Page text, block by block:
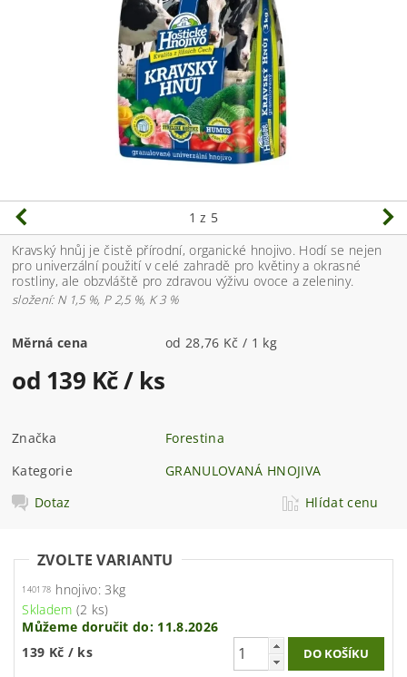
1 z 5
Kravský hnůj je čistě přírodní, organické hnojivo. Hodí se nejen
pro univerzální použití v celé zahradě pro květiny a okrasné
rostliny, ale obzvláště pro zdravou výživu ovoce a zeleniny.
složení: N 1,5 %, P 2,5 %, K 3 %
Měrná cena od 28,76 Kč / 1 kg
od 139 Kč/ ks
Značka
Forestina
Kategorie
GRANULOVANÁ HNOJIVA
Dotaz
Hlídat cenu
ZVOLTE VARIANTU
140178 hnojivo: 3kg
Skladem (2 ks)
Můžeme doručit do: 11.8.2026
139 Kč / ks